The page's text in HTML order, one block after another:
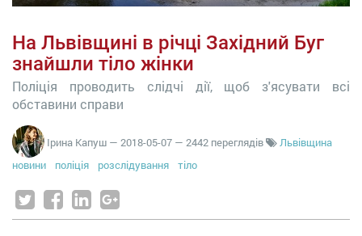
На Львівщині в річці Західний Буг
знайшли тіло жінки
Поліція проводить слідчі дії, щоб з'ясувати всі
обставини справи
Ірина Капуш — 2018-05-07 — 2442 переглядів
Львівщина
новини
поліція розслідування тіло